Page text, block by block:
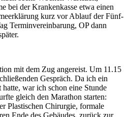
bei der Krankenkasse etwa einen
kurz vor Ablauf der Fünf-
Terminvereinbarung, OP dann
mit dem Zug angereist. Um 11.15
Gespräch. Da ich ein
war ich schon eine Stunde
gleich den Marathon starten:
Plastischen Chirurgie, formale
Ende des Gebäudes, zurück zur